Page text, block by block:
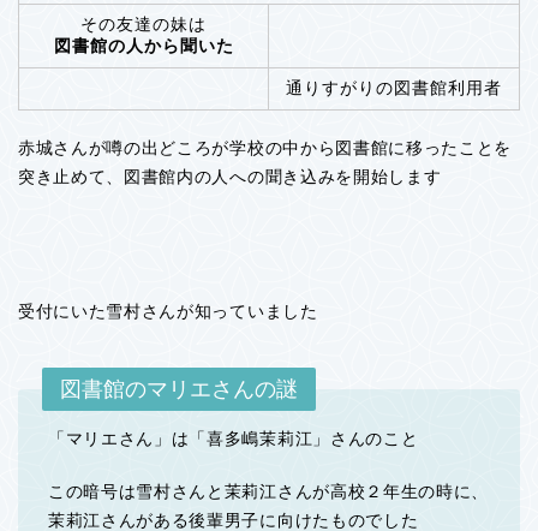
その友達の妹は
図書館の人から聞いた
通りすがりの図書館利用者
赤城さんが噂の出どころが学校の中から図書館に移ったことを
突き止めて、図書館内の人への聞き込みを開始します
受付にいた雪村さんが知っていました
図書館のマリエさんの謎
「マリエさん」は「喜多嶋茉莉江」さんのこと
この暗号は雪村さんと茉莉江さんが高校２年生の時に、
茉莉江さんがある後輩男子に向けたものでした